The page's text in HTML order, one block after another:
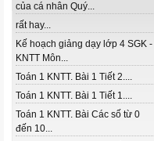
của cá nhân Quý...
rất hay...
Kế hoạch giảng dạy lớp 4 SGK -
KNTT Môn...
Toán 1 KNTT. Bài 1 Tiết 2....
Toán 1 KNTT. Bài 1 Tiết 1....
Toán 1 KNTT. Bài Các số từ 0
đến 10...